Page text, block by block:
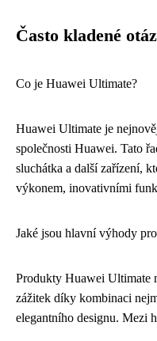
Často kladené
Co je Huawei Ultimate?
Huawei Ultimate je
společnosti Huawei. Tato
sluchátka a další zařízení,
výkonem, inovativními
Jaké jsou hlavní výhody
Produkty Huawei Ultimate
zážitek díky kombinaci
elegantního designu. Mezi